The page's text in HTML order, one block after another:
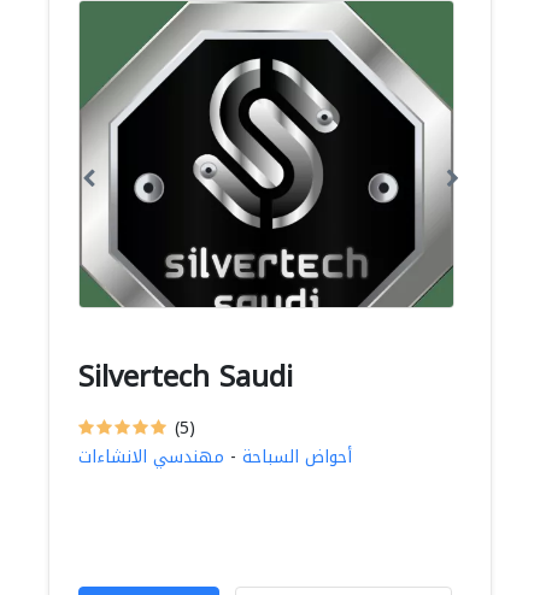
Silvertech Saudi
(5)
أحواض السباحة - مهندسي الانشاءات